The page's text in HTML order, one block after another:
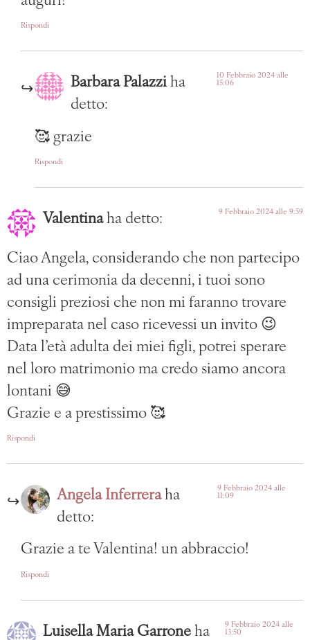
Rispondi
Barbara Palazzi ha
detto:
10 Febbraio 2024 alle
15:06
🥰 grazie
Rispondi
Valentina ha detto: 9 Febbraio 2024 alle 9:59
Ciao Angela, considerando che non partecipo
ad una cerimonia da decenni, i tuoi sono
consigli preziosi che non mi faranno trovare
impreparata nel caso ricevessi un invito 😉
Data l’età adulta dei miei figli, potrei sperare
nel loro matrimonio ma credo siamo ancora
lontani 😅
Grazie e a prestissimo 🥰
Rispondi
Angela Inferrera ha
detto:
9 Febbraio 2024 alle
11:09
Grazie a te Valentina! un abbraccio!
Rispondi
Luisella Maria Garrone ha
9 Febbraio 2024 alle
13:50